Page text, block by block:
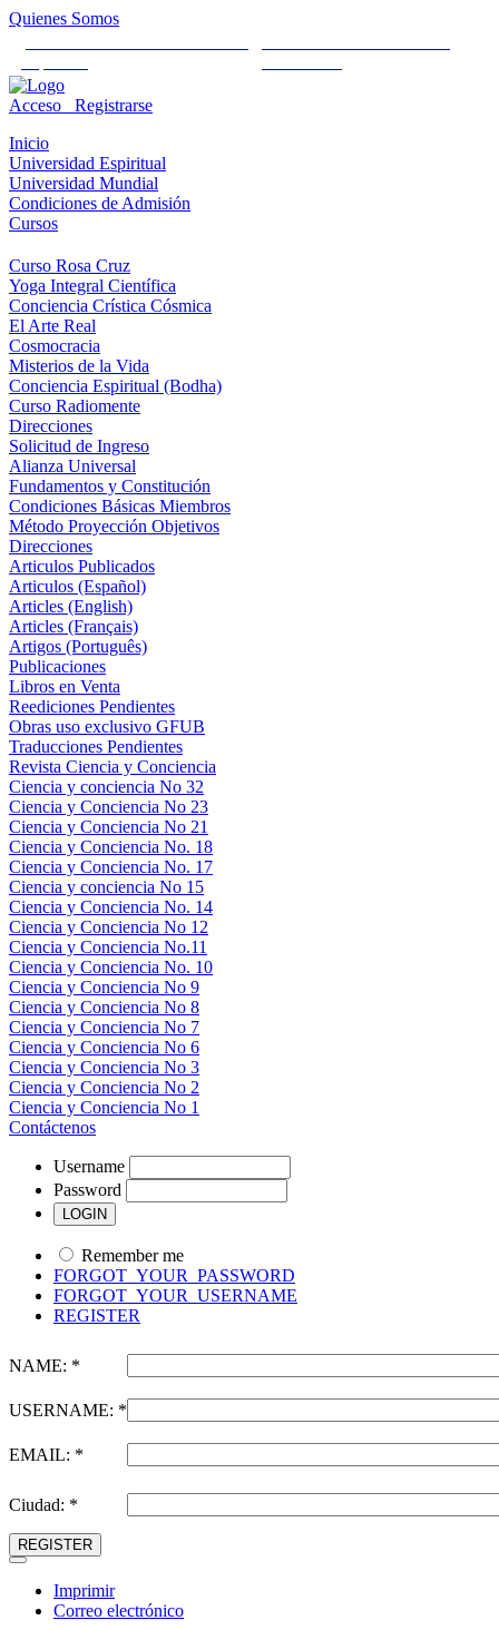
Quienes Somos
Acceso
Registrarse
Inicio
Universidad Espiritual
Universidad Mundial
Condiciones de Admisión
Cursos
Curso Rosa Cruz
Yoga Integral Científica
Conciencia Crística Cósmica
El Arte Real
Cosmocracia
Misterios de la Vida
Conciencia Espiritual (Bodha)
Curso Radiomente
Direcciones
Solicitud de Ingreso
Alianza Universal
Fundamentos y Constitución
Condiciones Básicas Miembros
Método Proyección Objetivos
Direcciones
Articulos Publicados
Articulos (Español)
Articles (English)
Articles (Français)
Artigos (Português)
Publicaciones
Libros en Venta
Reediciones Pendientes
Obras uso exclusivo GFUB
Traducciones Pendientes
Revista Ciencia y Conciencia
Ciencia y conciencia No 32
Ciencia y Conciencia No 23
Ciencia y Conciencia No 21
Ciencia y Conciencia No. 18
Ciencia y Conciencia No. 17
Ciencia y conciencia No 15
Ciencia y Conciencia No. 14
Ciencia y Conciencia No 12
Ciencia y Conciencia No.11
Ciencia y Conciencia No. 10
Ciencia y Conciencia No 9
Ciencia y Conciencia No 8
Ciencia y Conciencia No 7
Ciencia y Conciencia No 6
Ciencia y Conciencia No 3
Ciencia y Conciencia No 2
Ciencia y Conciencia No 1
Contáctenos
Username
Password
Remember me
FORGOT_YOUR_PASSWORD
FORGOT_YOUR_USERNAME
REGISTER
NAME: *
USERNAME: *
EMAIL: *
Ciudad: *
REGISTER
Imprimir
Correo electrónico